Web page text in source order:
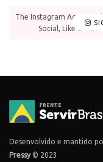
The Instagram Access
Social, Like &
Desenvolvido e mantido
Pressy © 2023